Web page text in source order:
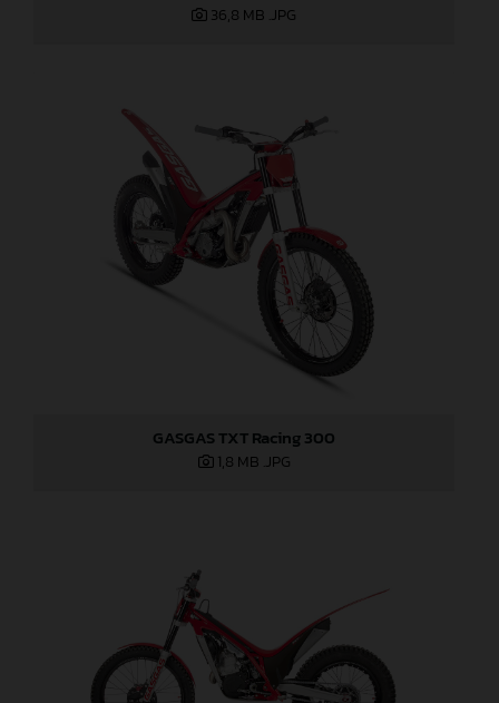
36,8 MB .JPG
GASGAS TXT Racing 300
1,8 MB .JPG